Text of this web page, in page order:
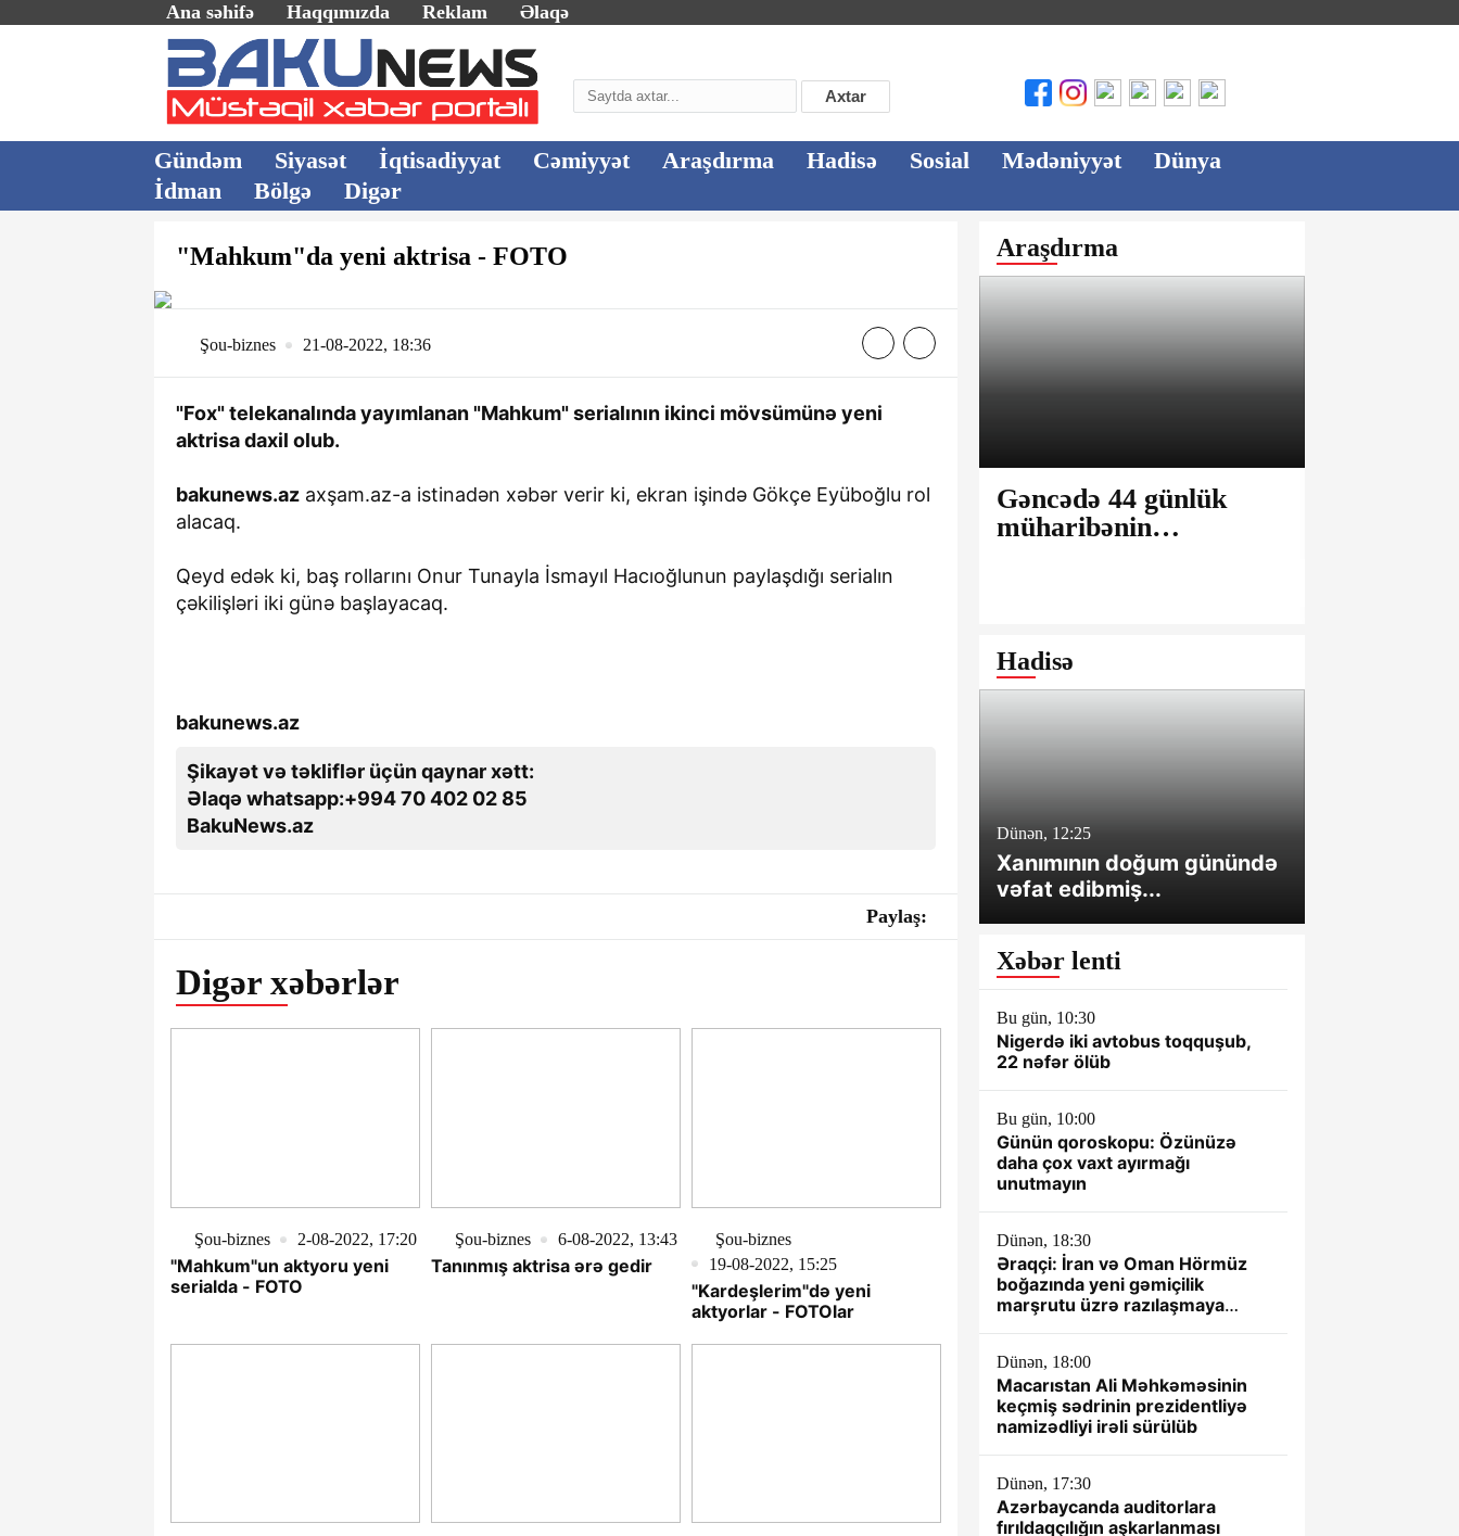
Ana səhifə Haqqımızda Reklam Əlaqə
Axtar
Gündəm Siyasət İqtisadiyyat Cəmiyyət Araşdırma Hadisə Sosial Mədəniyyət
Dünya
İdman
Bölgə Digər
"Mahkum"da yeni aktrisa - FOTO
Şou-biznes 21-08-2022, 18:36
"Fox" telekanalında yayımlanan "Mahkum" serialının ikinci mövsümünə yeni
aktrisa daxil olub.
bakunews.az axşam.az-a istinadən xəbər verir ki, ekran işində Gökçe Eyüboğlu rol
alacaq.
Qeyd edək ki, baş rollarını Onur Tunayla İsmayıl Hacıoğlunun paylaşdığı serialın
çəkilişləri iki günə başlayacaq.
bakunews.az
Şikayət və təkliflər üçün qaynar xətt:
Əlaqə whatsapp:+994 70 402 02 85
BakuNews.az
Paylaş:
Digər xəbərlər
Şou-biznes 2-08-2022, 17:20
"Mahkum"un aktyoru yeni
serialda - FOTO
Şou-biznes 6-08-2022, 13:43
Tanınmış aktrisa ərə gedir
Şou-biznes
19-08-2022, 15:25
"Kardeşlerim"də yeni
aktyorlar - FOTOlar
Araşdırma
Gəncədə 44 günlük
müharibənin
Arxitektura Komitəsi -
SAKİNLƏRDƏN
Hadisə
Dünən, 12:25
Xanımının doğum günündə
vəfat edibmiş...
Xəbər lenti
Bu gün, 10:30
Nigerdə iki avtobus toqquşub,
22 nəfər ölüb
Bu gün, 10:00
Günün qoroskopu: Özünüzə
daha çox vaxt ayırmağı
unutmayın
Dünən, 18:30
Əraqçi: İran və Oman Hörmüz
boğazında yeni gəmiçilik
marşrutu üzrə razılaşmaya
Dünən, 18:00
Macarıstan Ali Məhkəməsinin
keçmiş sədrinin prezidentliyə
namizədliyi irəli sürülüb
Dünən, 17:30
Azərbaycanda auditorlara
fırıldaqçılığın aşkarlanması